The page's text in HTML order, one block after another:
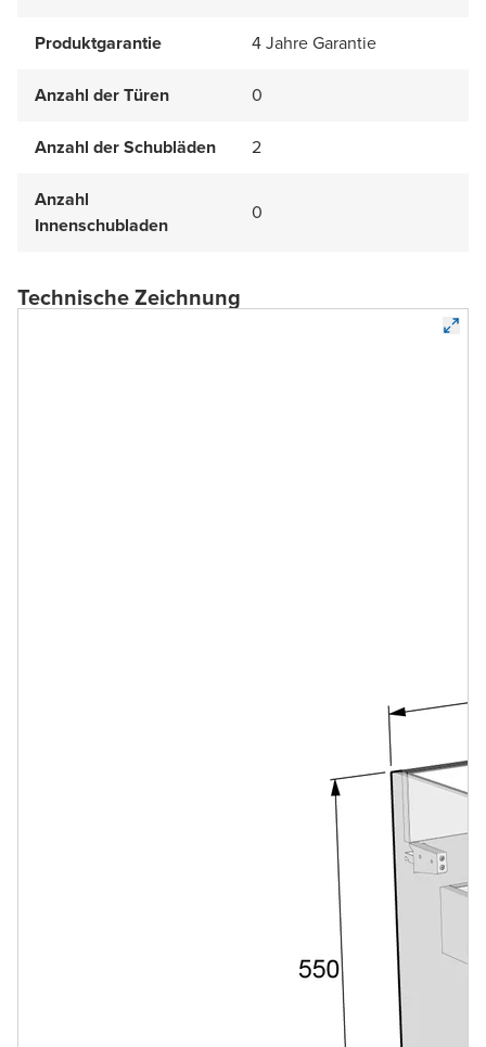
Produktgarantie 4 Jahre Garantie
Anzahl der Türen 0
Anzahl der Schubläden 2
Anzahl
Innenschubladen
0
Technische Zeichnung